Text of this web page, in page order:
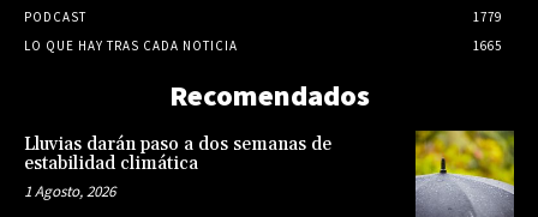
PODCAST
1779
LO QUE HAY TRAS CADA NOTICIA
1665
Recomendados
Lluvias darán paso a dos semanas de
estabilidad climática
1 Agosto, 2026